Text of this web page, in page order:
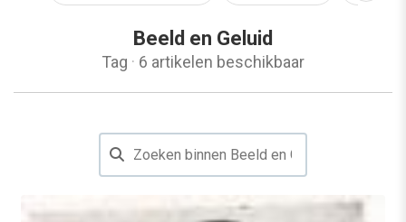
Beeld en Geluid
Tag · 6 artikelen beschikbaar